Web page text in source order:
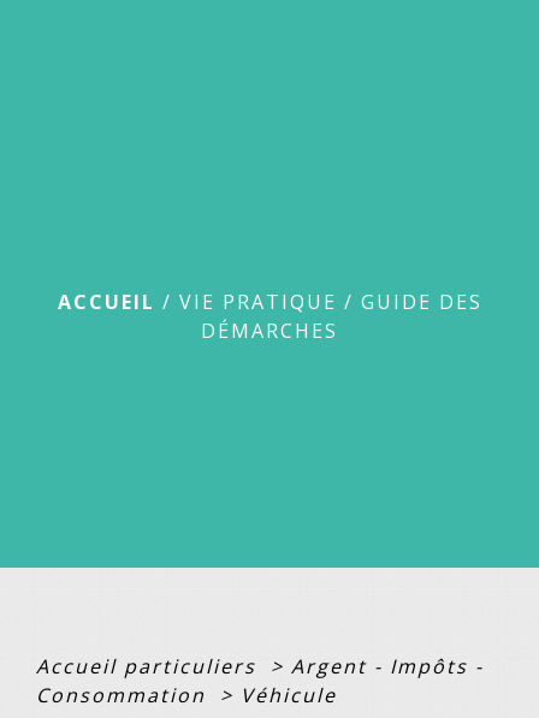
ACCUEIL / VIE PRATIQUE / GUIDE DES
DÉMARCHES
Accueil particuliers > Argent - Impôts -
Consommation
> Véhicule